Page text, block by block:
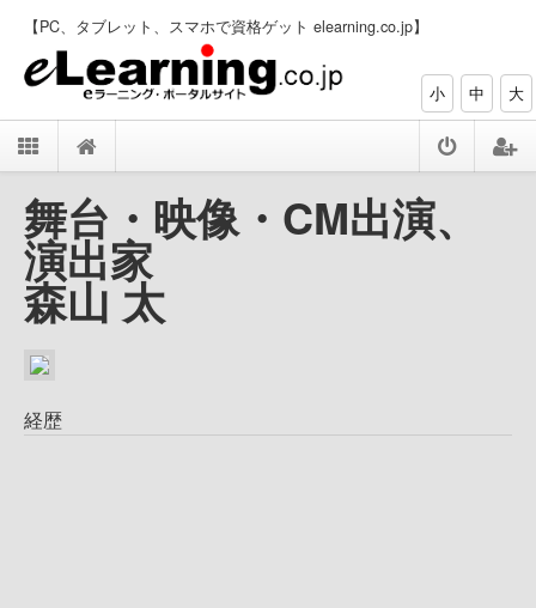
【PC、タブレット、スマホで資格ゲット elearning.co.jp】
小 中 大
舞台・映像・CM出演、
演出家
森山 太
経歴